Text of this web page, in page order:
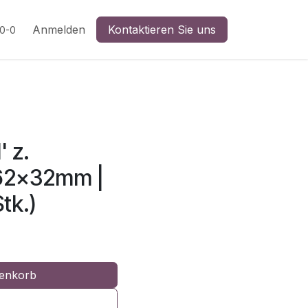
0 Anmelden Kontaktieren Sie uns
z.
|